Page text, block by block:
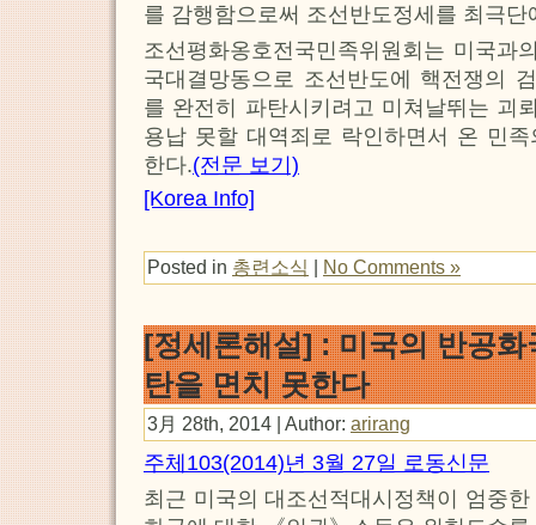
를 감행함으로써 조선반도정세를 최극
조선평화옹호전국민족위원회는 미국과
국대결망동으로 조선반도에 핵전쟁의
를 완전히 파탄시키려고 미쳐날뛰는 괴
용납 못할 대역죄로 락인하면서 온 민
한다.(전문 보기)
[Korea Info]
Posted in 총련소식 | No Comments »
[정세론해설] : 미국의 반공
탄을 면치 못한다
3月 28th, 2014 | Author: arirang
주체103(2014)년 3월 27일 로동신문
최근 미국의 대조선적대시정책이 엄중